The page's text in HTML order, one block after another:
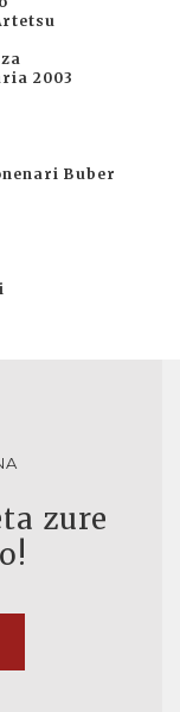
2003
Buber
zure